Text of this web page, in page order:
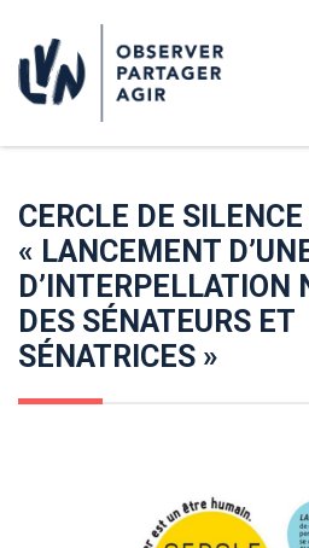
CERCLE DE
« LANCEMENT
D’INTERPELLATION
DES SÉNATEURS ET
SÉNATRICES »